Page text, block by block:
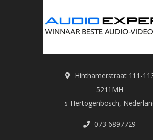
Hinthamerstraat 111-
5211MH
's-Hertogenbosch,
073-6897729